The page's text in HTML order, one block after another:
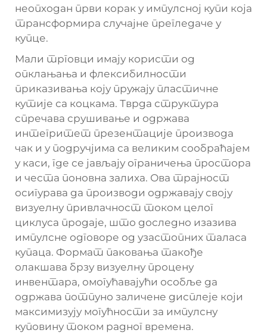
неопходан први корак у импулсној купи која
трансформира случајне прегледаче у
купце.
Мали трговци имају користи од
опклањања и флексибилности
приказивања коју пружају пластичне
кутије са коцкама. Тврда структура
спречава срушивање и одржава
интегритет презентације производа
чак и у подручјима са великим сообраћајем
у каси, где се јављају ограничења простора
и честа поновна залиха. Ова трајност
осигурава да производи одржавају своју
визуелну привлачност током целог
циклуса продаје, што доследно изазива
импулсне одговоре од узастопних таласа
купаца. Формат паковања такође
олакшава брзу визуелну процену
инвентара, омогућавајући особље да
одржава потпуно заличене дисплеје који
максимизују могућности за импулсну
куповину током радног времена.